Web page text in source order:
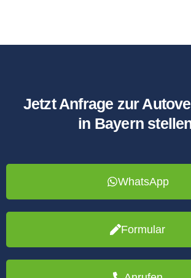
Jetzt Anfrage zur
in Bayern
WhatsApp
Formular